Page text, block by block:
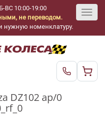
ВС 10:00-19:00
не переводом.
нужную номенклатуру.
DZ102 ap/0